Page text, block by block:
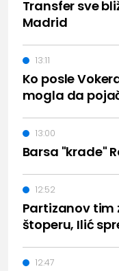
Transfer sve
Madrid
Ko posle
mogla da
13:11
Barsa "krade"
13:00
Partizanov tim
štoperu, Ilić
12:52
12:47